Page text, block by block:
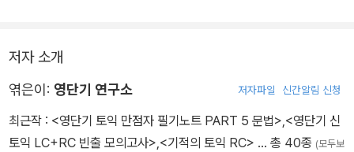
저자 소개
엮은이: 영단기 연구소 저자파일 신간알림 신청
최근작 : <영단기 토익 만점자 필기노트 PART 5 문법>,<영단기 신
토익 LC+RC 빈출 모의고사>,<기적의 토익 RC> … 총 40종 (모두보